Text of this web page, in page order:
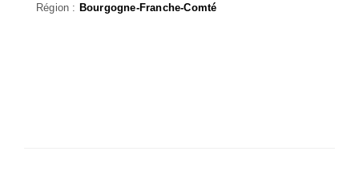
Région : Bourgogne-Franche-Comté